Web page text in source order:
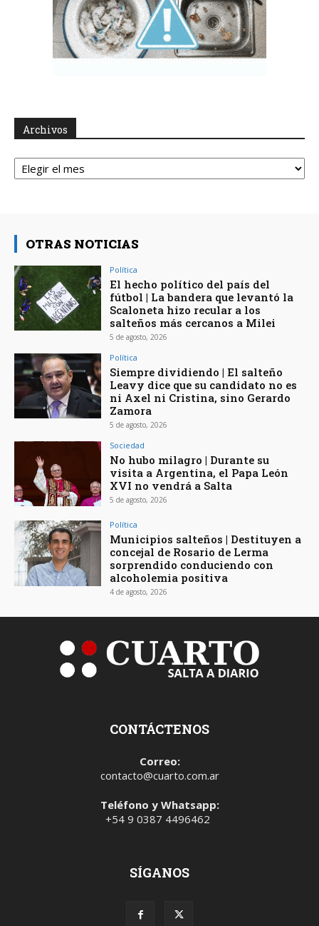
Archivos
Archivos
OTRAS NOTICIAS
Política
El hecho político del país del
fútbol | La bandera que levantó la
Scaloneta hizo recular a los
salteños más cercanos a Milei
5 de agosto, 2026
Política
Siempre dividiendo | El salteño
Leavy dice que su candidato no es
ni Axel ni Cristina, sino Gerardo
Zamora
5 de agosto, 2026
Sociedad
No hubo milagro | Durante su
visita a Argentina, el Papa León
XVI no vendrá a Salta
5 de agosto, 2026
Política
Municipios salteños | Destituyen a
concejal de Rosario de Lerma
sorprendido conduciendo con
alcoholemia positiva
4 de agosto, 2026
CONTÁCTENOS
Correo:
contacto@cuarto.com.ar
Teléfono y Whatsapp:
+54 9 0387 4496462
SÍGANOS